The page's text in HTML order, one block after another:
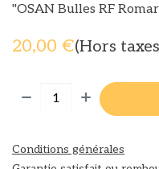
"OSAN Bulles RF
20,00 €(Hors
Conditions générales